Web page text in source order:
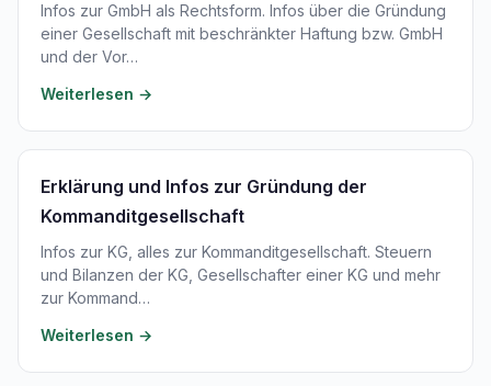
Infos zur GmbH als Rechtsform. Infos über die Gründung
einer Gesellschaft mit beschränkter Haftung bzw. GmbH
und der Vor…
Weiterlesen →
Erklärung und Infos zur Gründung der
Kommanditgesellschaft
Infos zur KG, alles zur Kommanditgesellschaft. Steuern
und Bilanzen der KG, Gesellschafter einer KG und mehr
zur Kommand…
Weiterlesen →